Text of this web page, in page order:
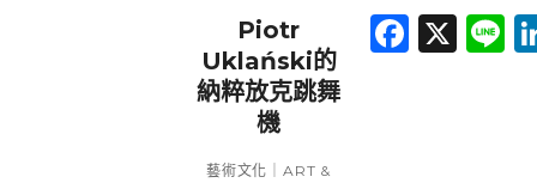
Piotr
Uklański的
納粹放克跳舞
機
藝術文化｜ART &
X